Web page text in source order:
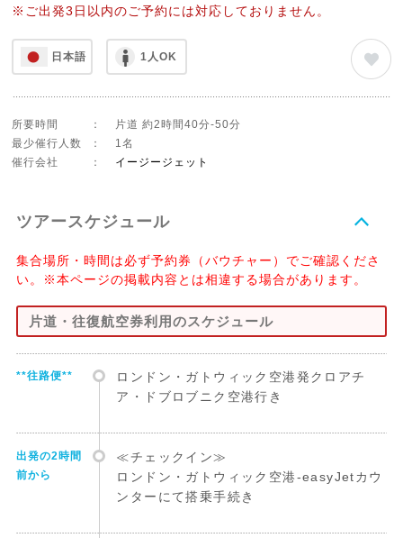
※ご出発3日以内のご予約には対応しておりません。
日本語 1人OK
所要時間 ：
片道 約2時間40分-50分
最少催行人数
：
1名
催行会社
： イージージェット
ツアースケジュール
集合場所・時間は必ず予約券（バウチャー）でご確認くださ
い。※本ページの掲載内容とは相違する場合があります。
片道・往復航空券利用のスケジュール
**往路便**
ロンドン・ガトウィック空港発クロアチ
ア・ドブロブニク空港行き
出発の2時間
前から
≪チェックイン≫
ロンドン・ガトウィック空港-easyJetカウ
ンターにて搭乗手続き